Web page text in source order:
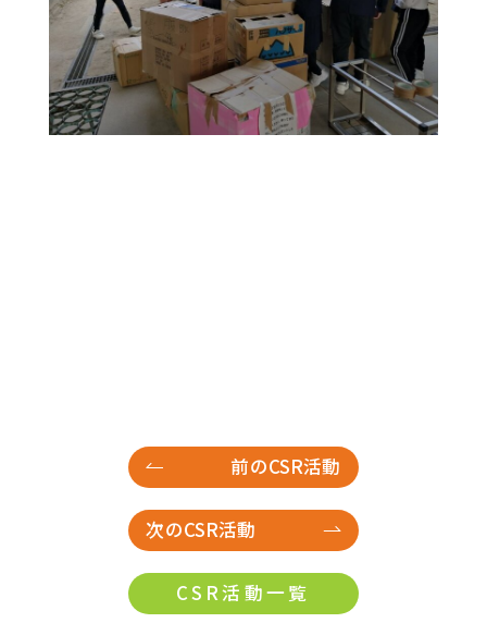
前のCSR活動
CSR活動一覧
次のCSR活動
16 17 18 19
23 25 26